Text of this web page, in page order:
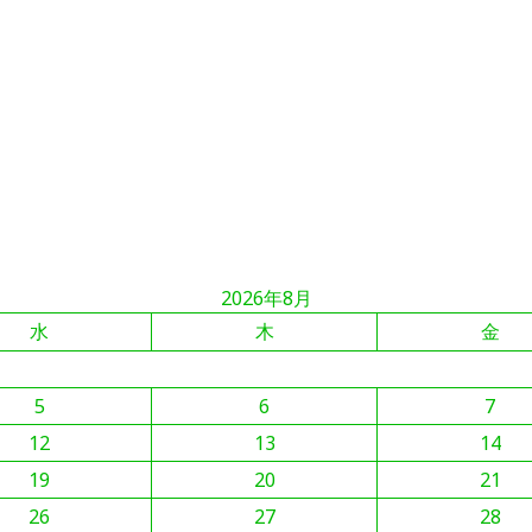
2026年8月
水 木 金
5 6 7
12 13 14
19 20 21
26 27 28